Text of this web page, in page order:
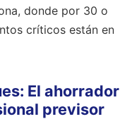
donde por 30 o
críticos están en
El ahorrador
previsor